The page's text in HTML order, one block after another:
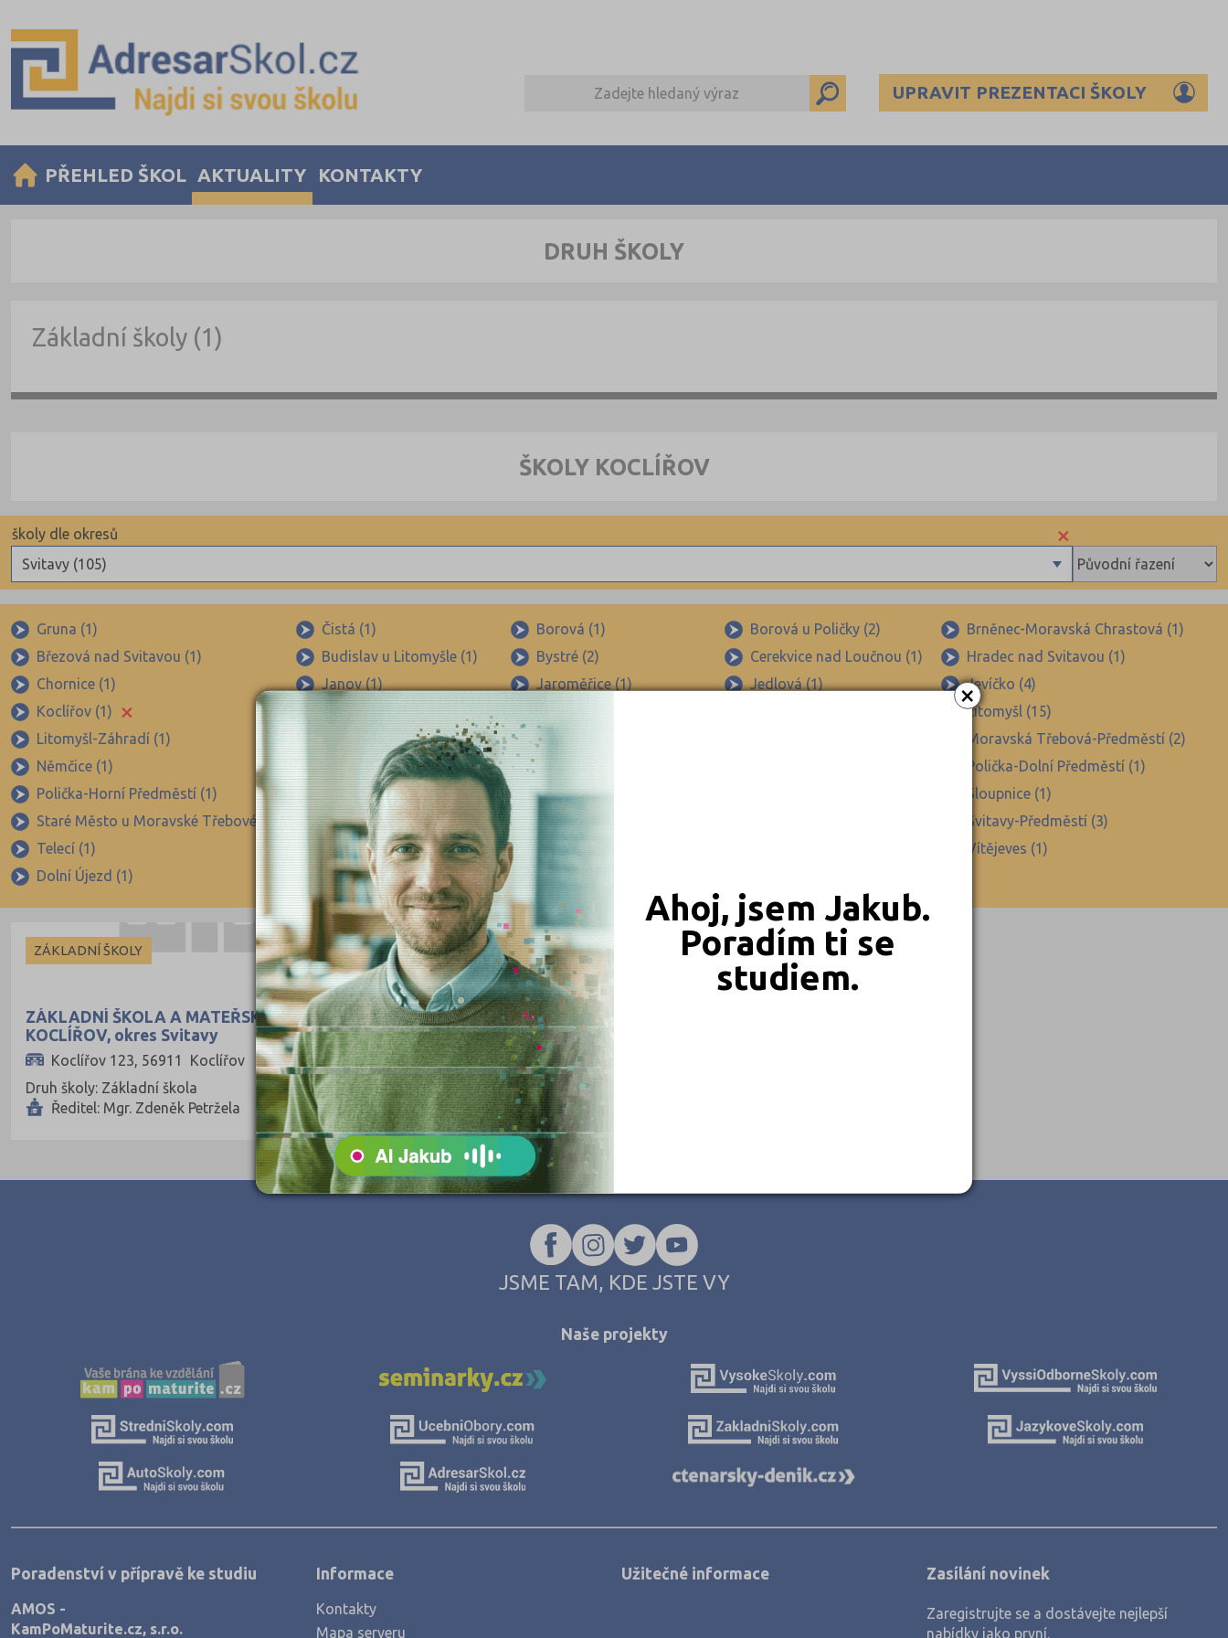
×
Ahoj, jsem Jakub.
Poradím ti se
studiem.
UPRAVIT PREZENTACI ŠKOLY
PŘEHLED ŠKOL AKTUALITY KONTAKTY
DRUH ŠKOLY
Základní školy (1)
ŠKOLY KOCLÍŘOV
×
Svitavy (105)
školy dle okresů
Beroun (85)
Blansko (88)
Brno-město (317)
Brno-venkov (149)
Bruntál (73)
Břeclav (84)
Česká Lípa (79)
České Budějovice (173)
Český Krumlov (49)
Děčín (106)
Domažlice (49)
Hodonín (119)
Hradec Králové (139)
Cheb (61)
Karviná (145)
Klatovy (69)
Kutná Hora (66)
Louny (72)
Gruna (1) Čistá (1) Borová (1) Borová u Poličky (2)
Brněnec-Moravská Chrastová (1)
Březová nad Svitavou (1)
Budislav u Litomyšle (1) Bystré (2) Cerekvice nad Loučnou (1)
Hradec nad Svitavou (1)
Chornice (1)
Janov (1) Jaroměřice (1) Jedlová (1)
Jevíčko (4)
Koclířov (1)
× Korouhev (1) Křenov (1)
Litomyšl (15)
Litomyšl-Záhradí (1)
Litomyšl-Město (1) Městečko Trnávka (1)
Moravská Třebová-Předměstí (2)
Němčice (1)
Opatov (1) Osík (1)
Polička-Dolní Předměstí (1)
Polička-Horní Předměstí (1)
Polička-Město (1) Pomezí (1)
Sloupnice (1)
Staré Město u Moravské Třebové (1)
Svitavy (16) Svitavy-Lačnov (1)
Svitavy-Předměstí (3)
Telecí (1)
Trstěnice (1) Třebařov (1)
Vítějeves (1)
Dolní Újezd (1)
Lubná (1) Morašice (1)
ZÁKLADNÍ ŠKOLY
ZÁKLADNÍ ŠKOLA A MATEŘSKÁ ŠKOLA
KOCLÍŘOV, okres Svitavy
Koclířov 123, 56911 Koclířov
Druh školy: Základní škola
Ředitel: Mgr. Zdeněk Petržela
JSME TAM, KDE JSTE VY
Naše projekty
Poradenství v přípravě ke studiu
AMOS -
KamPoMaturite.cz, s.r.o.
Informace
Kontakty
Mapa serveru
Užitečné informace Zasílání novinek
Zaregistrujte se a dostávejte nejlepší
nabídky jako první.